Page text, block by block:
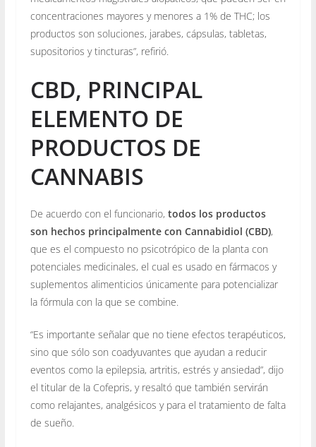
concentraciones mayores y menores a 1% de THC; los
productos son soluciones, jarabes, cápsulas, tabletas,
supositorios y tincturas”, refirió.
CBD, PRINCIPAL
ELEMENTO DE
PRODUCTOS DE
CANNABIS
De acuerdo con el funcionario, todos los productos
son hechos principalmente con Cannabidiol (CBD),
que es el compuesto no psicotrópico de la planta con
potenciales medicinales, el cual es usado en fármacos y
suplementos alimenticios únicamente para potencializar
la fórmula con la que se combine.
“Es importante señalar que no tiene efectos terapéuticos,
sino que sólo son coadyuvantes que ayudan a reducir
eventos como la epilepsia, artritis, estrés y ansiedad”, dijo
el titular de la Cofepris, y resaltó que también servirán
como relajantes, analgésicos y para el tratamiento de falta
de sueño.